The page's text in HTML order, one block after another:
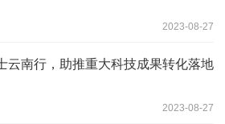
2023-08-27
云南行，助推重大科技成果转化落地
2023-08-27